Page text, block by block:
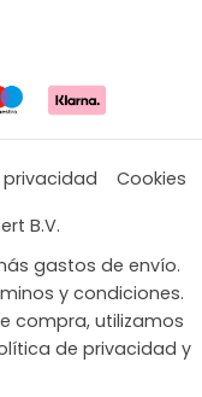
Cookies
B.V.
gastos de envío.
y condiciones.
compra, utilizamos
de privacidad y